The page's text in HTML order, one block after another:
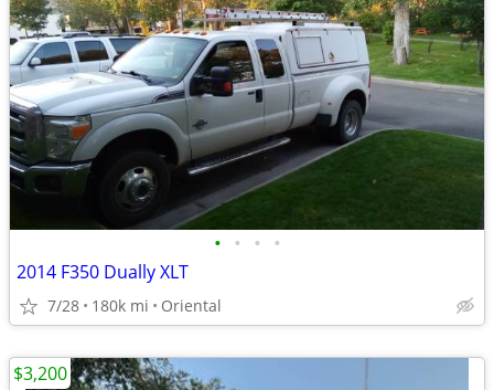
• • • •
2014 F350 Dually XLT
7/28 180k mi Oriental
$3,200